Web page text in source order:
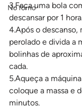
No forno
3.Faça uma bola
descansar por 1
4.Após o
perolado e divida a
bolinhas de
cada.
5.Aqueça a
coloque a massa e
minutos.